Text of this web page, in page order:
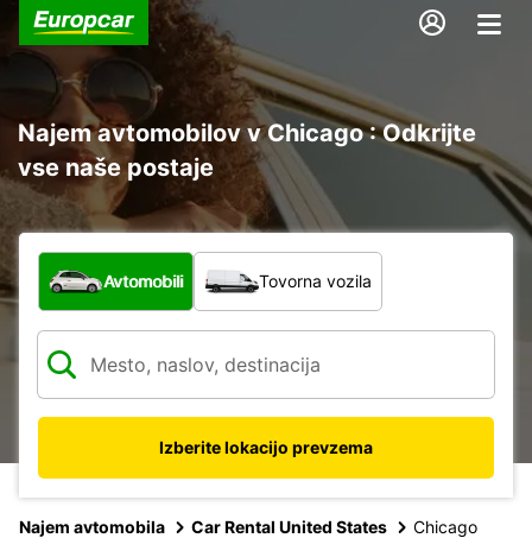
Najem avtomobilov v Chicago : Odkrijte
vse naše postaje
Katera vrsta vozila?
Avtomobili Tovorna vozila
Izberite lokacijo prevzema
Najem avtomobila Car Rental United States Chicago